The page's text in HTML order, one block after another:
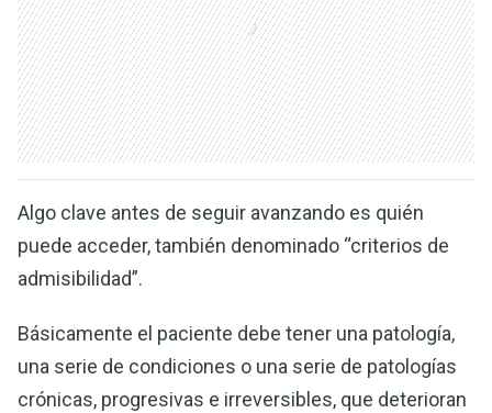
Algo clave antes de seguir avanzando es quién
puede acceder, también denominado “criterios de
admisibilidad”.
Básicamente el paciente debe tener una patología,
una serie de condiciones o una serie de patologías
crónicas, progresivas e irreversibles, que deterioran